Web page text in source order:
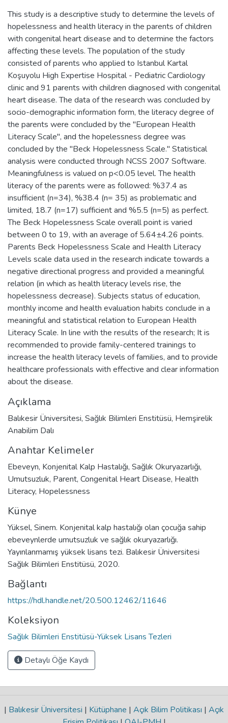
This study is a descriptive study to determine the levels of
hopelessness and health literacy in the parents of children
with congenital heart disease and to determine the factors
affecting these levels. The population of the study
consisted of parents who applied to Istanbul Kartal
Koşuyolu High Expertise Hospital - Pediatric Cardiology
clinic and 91 parents with children diagnosed with congenital
heart disease. The data of the research was concluded by
socio-demographic information form, the literacy degree of
the parents were concluded by the "European Health
Literacy Scale", and the hopelessness degree was
concluded by the "Beck Hopelessness Scale." Statistical
analysis were conducted through NCSS 2007 Software.
Meaningfulness is valued on p<0.05 level. The health
literacy of the parents were as followed: %37.4 as
insufficient (n=34), %38.4 (n= 35) as problematic and
limited, 18.7 (n=17) sufficient and %5.5 (n=5) as perfect.
The Beck Hopelessness Scale overall point is varied
between 0 to 19, with an average of 5.64±4.26 points.
Parents Beck Hopelessness Scale and Health Literacy
Levels scale data used in the research indicate towards a
negative directional progress and provided a meaningful
relation (in which as health literacy levels rise, the
hopelessness decrease). Subjects status of education,
monthly income and health evaluation habits conclude in a
meaningful and statistical relation to European Health
Literacy Scale. In line with the results of the research; It is
recommended to provide family-centered trainings to
increase the health literacy levels of families, and to provide
healthcare professionals with effective and clear information
about the disease.
Açıklama
Balıkesir Üniversitesi, Sağlık Bilimleri Enstitüsü, Hemşirelik
Anabilim Dalı
Anahtar Kelimeler
Ebeveyn, Konjenital Kalp Hastalığı, Sağlık Okuryazarlığı,
Umutsuzluk, Parent, Congenital Heart Disease, Health
Literacy, Hopelessness
Künye
Yüksel, Sinem. Konjenital kalp hastalığı olan çocuğa sahip
ebeveynlerde umutsuzluk ve sağlık okuryazarlığı.
Yayınlanmamış yüksek lisans tezi. Balıkesir Üniversitesi
Sağlık Bilimleri Enstitüsü, 2020.
Bağlantı
https://hdl.handle.net/20.500.12462/11646
Koleksiyon
Sağlık Bilimleri Enstitüsü-Yüksek Lisans Tezleri
Detaylı Öğe Kaydı
| Balıkesir Üniversitesi | Kütüphane | Açık Bilim Politikası | Açık